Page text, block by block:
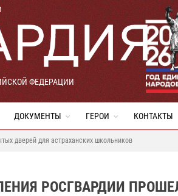
ФЕДЕРАЦИИ
ДОКУМЕНТЫ ГЕРОИ КОНТАКТЫ
дверей для астраханских школьников
РОСГВАРДИИ